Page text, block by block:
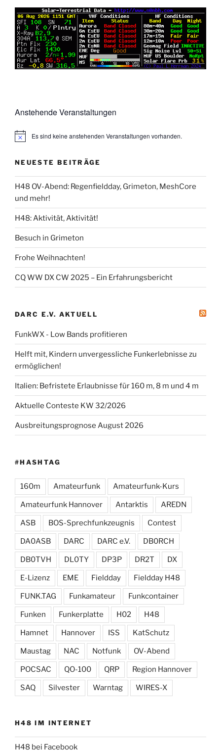
Anstehende Veranstaltungen
Es sind keine anstehenden Veranstaltungen vorhanden.
NEUESTE BEITRÄGE
H48 OV-Abend: Regenfieldday, Grimeton, MeshCore
und mehr!
H48: Aktivität, Aktivität!
Besuch in Grimeton
Frohe Weihnachten!
CQ WW DX CW 2025 – Ein Erfahrungsbericht
DARC E.V. AKTUELL
FunkWX - Low Bands profitieren
Helft mit, Kindern unvergessliche Funkerlebnisse zu
ermöglichen!
Italien: Befristete Erlaubnisse für 160 m, 8 m und 4 m
Aktuelle Conteste KW 32/2026
Ausbreitungsprognose August 2026
#HASHTAG
160m Amateurfunk Amateurfunk-Kurs
Amateurfunk Hannover Antarktis AREDN
ASB BOS-Sprechfunkzeugnis Contest
DA0ASB DARC DARC e.V. DB0RCH
DB0TVH DL0TY DP3P DR2T DX
E-Lizenz EME Fieldday Fieldday H48
FUNK.TAG Funkamateur Funkcontainer
Funken Funkerplatte H02 H48
Hamnet Hannover ISS KatSchutz
Maustag NAC Notfunk OV-Abend
POCSAC QO-100 QRP Region Hannover
SAQ Silvester Warntag WIRES-X
H48 IM INTERNET
H48 bei Facebook